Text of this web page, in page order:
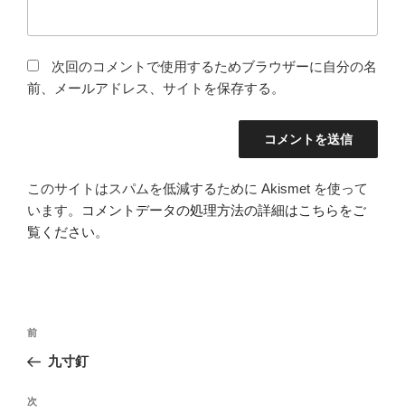
次回のコメントで使用するためブラウザーに自分の名
前、メールアドレス、サイトを保存する。
このサイトはスパムを低減するために Akismet を使って
います。
コメントデータの処理方法の詳細はこちらをご
覧ください。
投
ナ
ビ
前
の
稿
前
九寸釘
次
次